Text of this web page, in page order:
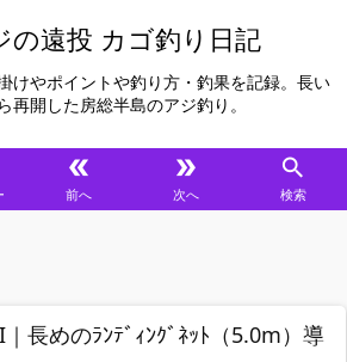
の遠投 カゴ釣り日記
けやポイントや釣り方・釣果を記録。長い
再開した房総半島のアジ釣り。

前へ

次へ

検索
｜長めのﾗﾝﾃﾞｨﾝｸﾞﾈｯﾄ（5.0m）導